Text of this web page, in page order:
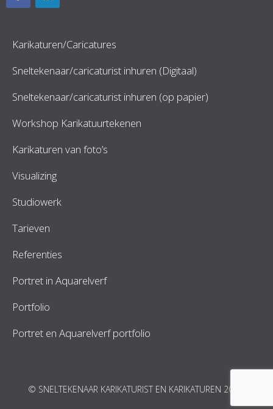
Karikaturen/Caricatures
Sneltekenaar/caricaturist inhuren (Digitaal)
Sneltekenaar/caricaturist inhuren (op papier)
Workshop Karikatuurtekenen
Karikaturen van foto’s
Visualizing
Studiowerk
Tarieven
Referenties
Portret in Aquarelverf
Portfolio
Portret en Aquarelverf portfolio
© SNELTEKENAAR KARIKATURIST EN KARIKATUREN 2026.